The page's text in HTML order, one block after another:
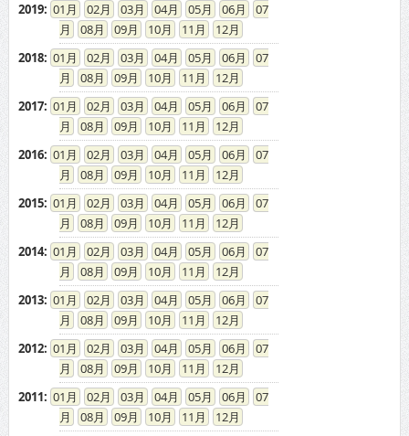
2019: 01 02 03 04 05 06
07
08
09 10 11
12
2018: 01 02 03 04 05 06
07
08
09 10 11
12
2017: 01 02 03 04 05 06
07
08
09 10 11
12
2016: 01 02 03 04 05 06
07
08
09 10 11
12
2015: 01 02 03 04 05 06
07
08
09 10 11
12
2014: 01 02 03 04 05 06
07
08
09 10 11
12
2013: 01 02 03 04 05 06
07
08
09 10 11
12
2012: 01 02 03 04 05 06
07
08
09 10 11
12
2011: 01 02 03 04 05 06
07
08
09 10 11
12